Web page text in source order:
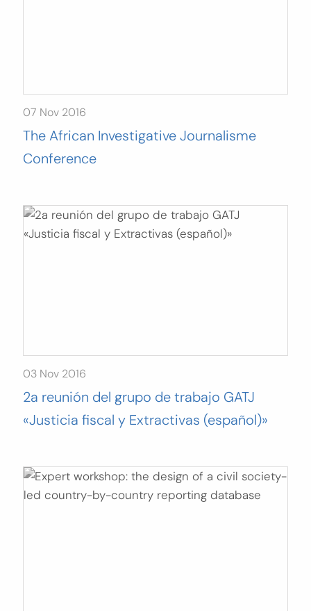
07 Nov 2016
The African Investigative Journalisme
Conference
03 Nov 2016
2a reunión del grupo de trabajo GATJ
«Justicia fiscal y Extractivas (español)»